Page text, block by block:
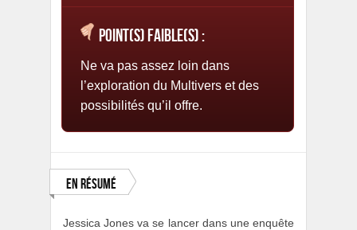
Point(s) faible(s) :
Ne va pas assez loin dans
l’exploration du Multivers et des
possibilités qu’il offre.
En résumé
Jessica Jones va se lancer dans une enquête